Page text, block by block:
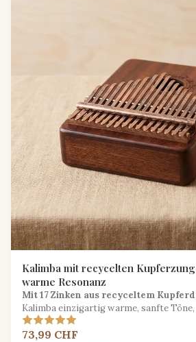
Kalimba mit recycelten
warme Resonanz
Mit 17 Zinken aus recyceltem
Kalimba einzigartig warme, sanfte
herkömmlichen Stahlmodellen abheben.
73,99 CHF